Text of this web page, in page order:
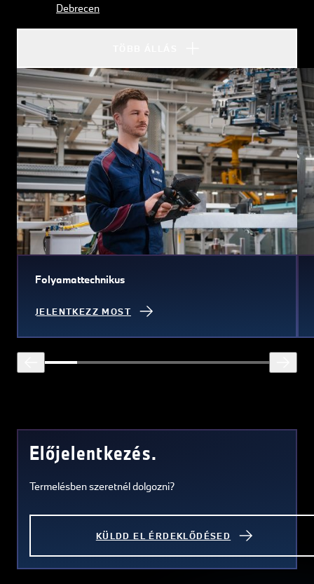
Debrecen
Folyamattechnikus
JELENTKEZZ MOST
Előjelentkezés.
Termelésben szeretnél dolgozni?
KÜLDD EL ÉRDEKLŐDÉSED